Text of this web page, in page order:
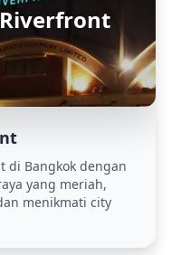
di Bangkok dengan
yang meriah,
menikmati city